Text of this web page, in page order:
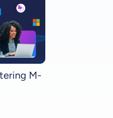
M-